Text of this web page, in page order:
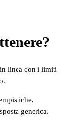
in linea con i limiti
generica.